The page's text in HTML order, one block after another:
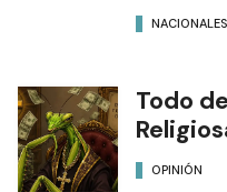
NACIONALES
Todo
OPINIÓN